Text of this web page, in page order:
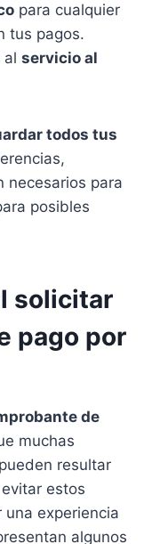
para cualquier
tus pagos.
al servicio al
todos tus
necesarios para
posibles
solicitar
pago por
de
muchas
resultar
estos
una experiencia
algunos